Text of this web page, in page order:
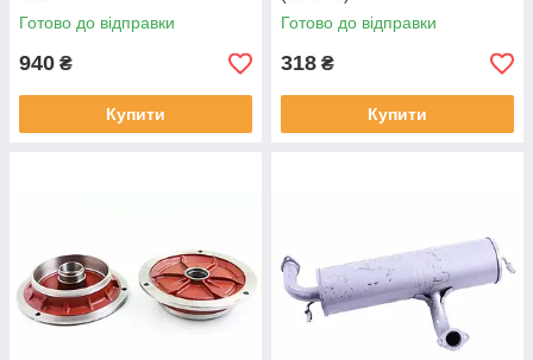
Готово до відправки
940 ₴
Купити
Готово до відправки
318 ₴
Купити